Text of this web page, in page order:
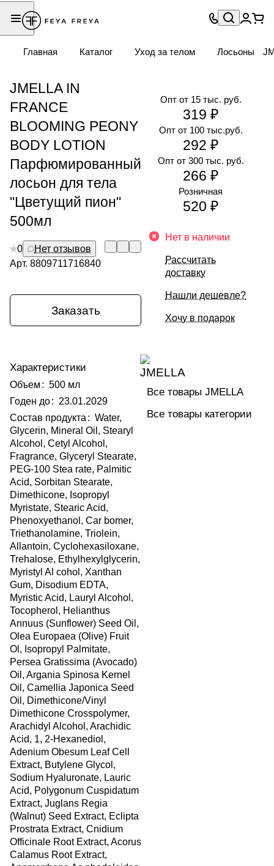
Главная Каталог Уход за телом Лосьоны
JMELLA IN
FRANCE
BLOOMING PEONY
BODY LOTION
Парфюмированный
лосьон для тела
"Цветущий пион"
500мл
0
Нет отзывов
Арт. 8809711716840
Заказать
Характеристики
Объем : 500 мл
Годен до: 23.01.2029
Состав продукта : Water,
Glycerin, Mineral Oil, Stearyl
Alcohol, Cetyl Alcohol,
Fragrance, Glyceryl Stearate,
PEG-100 Stea rate, Palmitic
Acid, Sorbitan Stearate,
Dimethicone, Isopropyl
Myristate, Stearic Acid,
Phenoxyethanol, Car bomer,
Triethanolamine, Triolein,
Allantoin, Cyclohexasiloxane,
Trehalose, Ethylhexylglycerin,
Myristyl Al cohol, Xanthan
Gum, Disodium EDTA,
Myristic Acid, Lauryl Alcohol,
Tocopherol, Helianthus
Annuus (Sunflower) Seed Oil,
Olea Europaea (Olive) Fruit
Ol, Isopropyl Palmitate,
Persea Gratissima (Avocado)
Oil, Argania Spinosa Kernel
Oil, Camellia Japonica Seed
Oil, Dimethicone/Vinyl
Dimethicone Crosspolymer,
Arachidyl Alcohol, Arachidic
Acid, 1, 2-Hexanediol,
Adenium Obesum Leaf Cell
Extract, Butylene Glycol,
Sodium Hyaluronate, Lauric
Acid, Polygonum Cuspidatum
Extract, Juglans Regia
(Walnut) Seed Extract, Eclipta
Prostrata Extract, Cnidium
Officinale Root Extract, Acorus
Calamus Root Extract,
Опт от 300 тыс. руб.
266 ₽
Опт от 15 тыс. руб.
319 ₽
Опт от 100 тыс.руб.
292 ₽
Розничная
520 ₽
Нет в наличии
Рассчитать
доставку
Нашли дешевле?
Хочу в подарок
Все товары JMELLA
Все товары категории